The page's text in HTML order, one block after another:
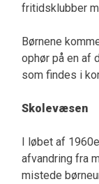
fritidsklubber
Børnene
ophør på en af
som findes i
Skolevæsen
I løbet af
afvandring fra
mistede